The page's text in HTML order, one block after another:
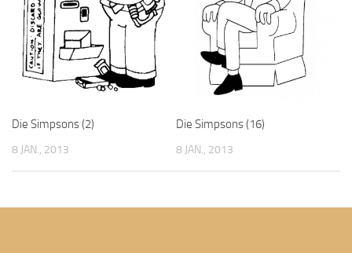
Die Simpsons (2)
8 JAN., 2013
Die Simpsons (16)
8 JAN., 2013